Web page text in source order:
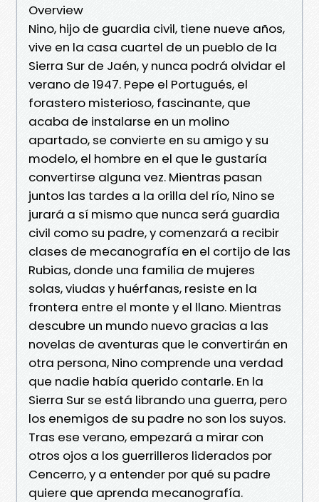
Overview
Nino, hijo de guardia civil, tiene nueve años,
vive en la casa cuartel de un pueblo de la
Sierra Sur de Jaén, y nunca podrá olvidar el
verano de 1947. Pepe el Portugués, el
forastero misterioso, fascinante, que
acaba de instalarse en un molino
apartado, se convierte en su amigo y su
modelo, el hombre en el que le gustaría
convertirse alguna vez. Mientras pasan
juntos las tardes a la orilla del río, Nino se
jurará a sí mismo que nunca será guardia
civil como su padre, y comenzará a recibir
clases de mecanografía en el cortijo de las
Rubias, donde una familia de mujeres
solas, viudas y huérfanas, resiste en la
frontera entre el monte y el llano. Mientras
descubre un mundo nuevo gracias a las
novelas de aventuras que le convertirán en
otra persona, Nino comprende una verdad
que nadie había querido contarle. En la
Sierra Sur se está librando una guerra, pero
los enemigos de su padre no son los suyos.
Tras ese verano, empezará a mirar con
otros ojos a los guerrilleros liderados por
Cencerro, y a entender por qué su padre
quiere que aprenda mecanografía.